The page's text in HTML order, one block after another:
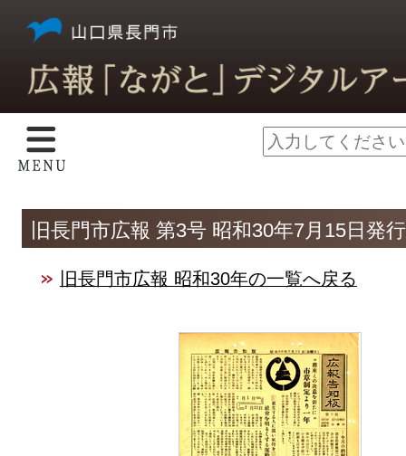
旧長門市広報 第3号 昭和30年7月15日発行
旧長門市広報 昭和30年の一覧へ戻る